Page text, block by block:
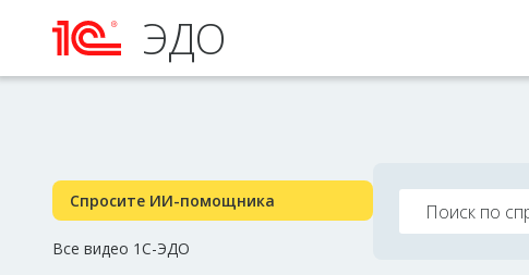
ЭДО
Спросите ИИ-помощника
Все видео 1С-ЭДО